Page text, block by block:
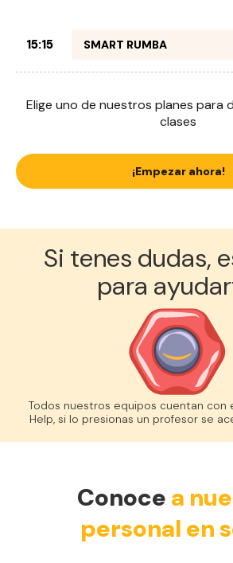
15:15 SMART RUMBA
Elige uno de nuestros planes para
clases
¡Empezar ahora!
Si tenes dudas,
para
Todos nuestros equipos cuentan con
Help, si lo presionas un profesor se
Conoce a
personal en